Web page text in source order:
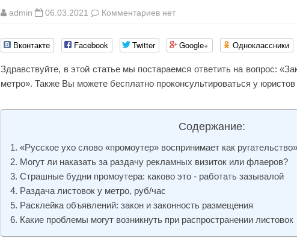
admin 06.03.2021 Комментариевк
раздаче
листовок
метро
нет
Вконтакте Facebook Twitter Google+ Одноклассники
Здравствуйте, в этой статье мы постараемся ответить на вопрос:
метро». Также Вы можете бесплатно проконсультироваться у
Содержание:
«Русское ухо слово «промоутер» воспринимает как ругательство»
Могут ли наказать за раздачу рекламных визиток или флаеров?
Страшные будни промоутера: каково это - работать зазывалой
Раздача листовок у метро, руб/час
Расклейка объявлений: закон и законность размещения
Какие проблемы могут возникнуть при распространении листовок